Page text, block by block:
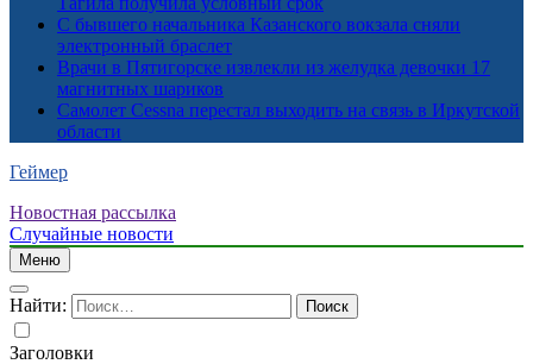
С бывшего начальника Казанского вокзала сняли
электронный браслет
Врачи в Пятигорске извлекли из желудка девочки 17
магнитных шариков
Самолет Cessna перестал выходить на связь в Иркутской
области
Геймер
Новостная рассылка
Случайные новости
Меню
Найти:
Заголовки